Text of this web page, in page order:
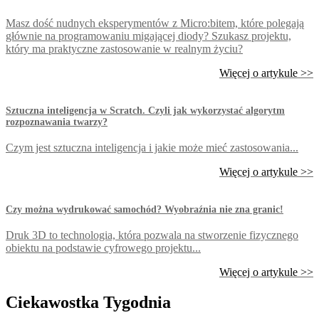
Masz dość nudnych eksperymentów z Micro:bitem, które polegają
głównie na programowaniu migającej diody? Szukasz projektu,
który ma praktyczne zastosowanie w realnym życiu?
Więcej o artykule >>
Sztuczna inteligencja w Scratch. Czyli jak wykorzystać algorytm
rozpoznawania twarzy?
Czym jest sztuczna inteligencja i jakie może mieć zastosowania...
Więcej o artykule >>
Czy można wydrukować samochód? Wyobraźnia nie zna granic!
Druk 3D to technologia, która pozwala na stworzenie fizycznego
obiektu na podstawie cyfrowego projektu...
Więcej o artykule >>
Ciekawostka Tygodnia